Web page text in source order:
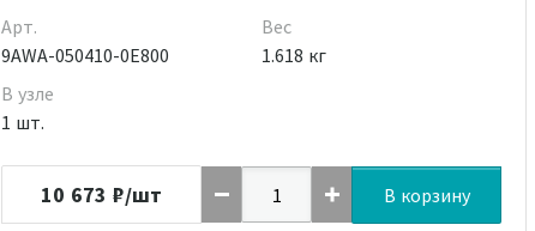
Арт.
9AWA-050410-0E800
В узле
1 шт.
Вес
1.618 кг
10 673 ₽/шт В корзину